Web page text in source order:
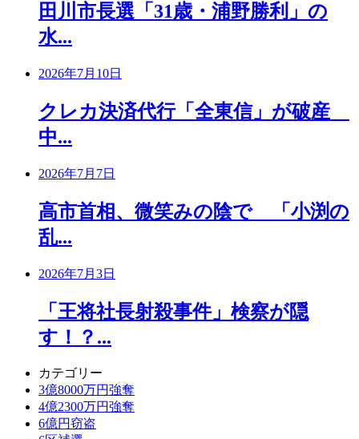
田川市長選「31歳・浦野勝利」の
水...
2026年7月10日
クレカ決済代行「全東信」が破産
中...
2026年7月7日
高市首相、微笑みの陰で 「小渕の
乱...
2026年7月3日
「王将社長射殺事件」検察が隠
す！？...
カテゴリー
3億8000万円強奪
4億2300万円強奪
6億円窃盗